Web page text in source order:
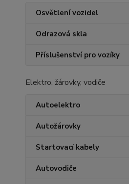
Osvětlení vozidel
Odrazová skla
Příslušenství pro vozíky
Elektro, žárovky, vodiče
Autoelektro
Autožárovky
Startovací kabely
Autovodiče